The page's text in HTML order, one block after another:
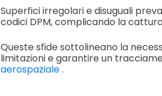
Superfici irregolari e disuguali
codici DPM, complicando la
Queste sfide sottolineano la
limitazioni e garantire un
aerospaziale.